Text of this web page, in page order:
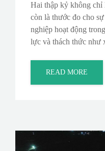
Hai thập kỷ không chỉ
còn là thước đo cho
nghiệp hoạt động
lực và thách thức như
READ MORE